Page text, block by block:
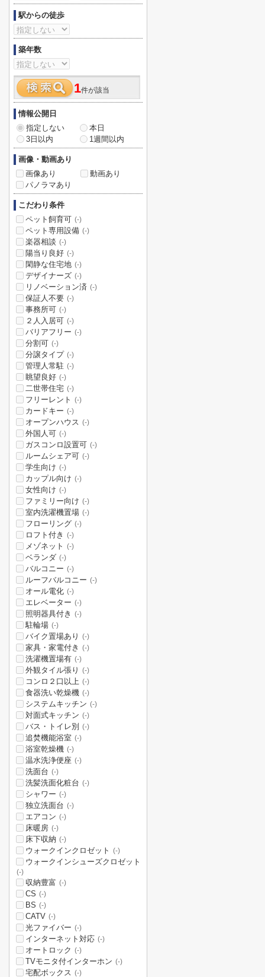
駅からの徒歩
築年数
1件が該当
情報公開日
指定しない
本日
3日以内
1週間以内
画像・動画あり
画像あり
動画あり
パノラマあり
こだわり条件
ペット飼育可 (-)
ペット専用設備 (-)
楽器相談 (-)
陽当り良好 (-)
閑静な住宅地 (-)
デザイナーズ (-)
リノベーション済 (-)
保証人不要 (-)
事務所可 (-)
２人入居可 (-)
バリアフリー (-)
分割可 (-)
分譲タイプ (-)
管理人常駐 (-)
眺望良好 (-)
二世帯住宅 (-)
フリーレント (-)
カードキー (-)
オープンハウス (-)
外国人可 (-)
ガスコンロ設置可 (-)
ルームシェア可 (-)
学生向け (-)
カップル向け (-)
女性向け (-)
ファミリー向け (-)
室内洗濯機置場 (-)
フローリング (-)
ロフト付き (-)
メゾネット (-)
ベランダ (-)
バルコニー (-)
ルーフバルコニー (-)
オール電化 (-)
エレベーター (-)
照明器具付き (-)
駐輪場 (-)
バイク置場あり (-)
家具・家電付き (-)
洗濯機置場有 (-)
外観タイル張り (-)
コンロ２口以上 (-)
食器洗い乾燥機 (-)
システムキッチン (-)
対面式キッチン (-)
バス・トイレ別 (-)
追焚機能浴室 (-)
浴室乾燥機 (-)
温水洗浄便座 (-)
洗面台 (-)
洗髪洗面化粧台 (-)
シャワー (-)
独立洗面台 (-)
エアコン (-)
床暖房 (-)
床下収納 (-)
ウォークインクロゼット (-)
ウォークインシューズクロゼット
(-)
収納豊富 (-)
CS (-)
BS (-)
CATV (-)
光ファイバー (-)
インターネット対応 (-)
オートロック (-)
TVモニタ付インターホン (-)
宅配ボックス (-)